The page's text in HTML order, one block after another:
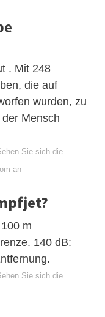
. Mit 248
die auf
wurden, zu
Mensch
Sie sich die
an
m
140 dB:
Sie sich die